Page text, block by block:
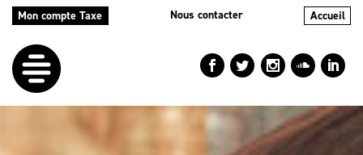
Mon compte Taxe Nous contacter Accueil